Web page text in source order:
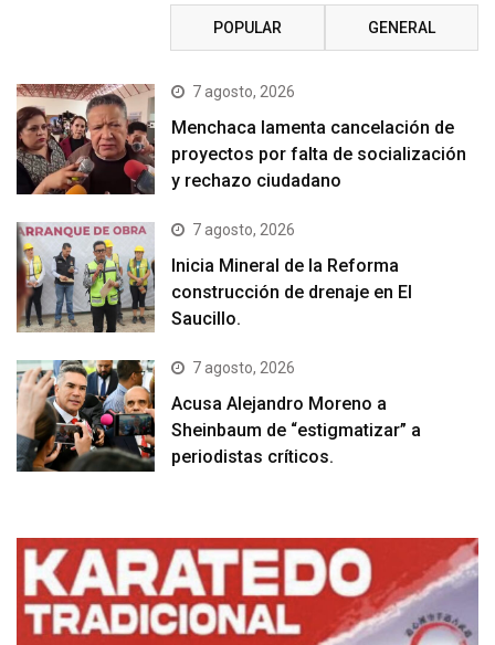
POPULAR GENERAL
7 agosto, 2026
Menchaca lamenta cancelación de
proyectos por falta de socialización
y rechazo ciudadano
7 agosto, 2026
Inicia Mineral de la Reforma
construcción de drenaje en El
Saucillo.
7 agosto, 2026
Acusa Alejandro Moreno a
Sheinbaum de “estigmatizar” a
periodistas críticos.